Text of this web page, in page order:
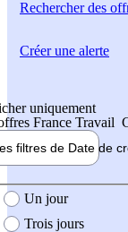
Rechercherdes
uniquement
France Travail
filtres de Date de
création de l'offre
Un jour
Trois jours
Créer une alerte